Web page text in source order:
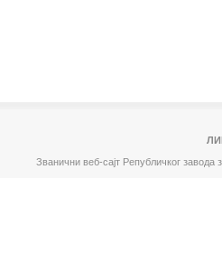
Званични веб-сајт Републичког